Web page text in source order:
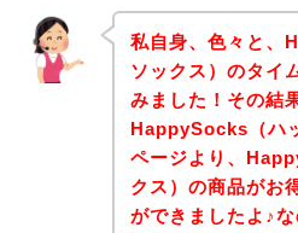
私自身、色々と、
ソックス）のタイ
みました！その結
HappySocks（ハ
ページより、
クス）の商品がお
ができましたよ♪な